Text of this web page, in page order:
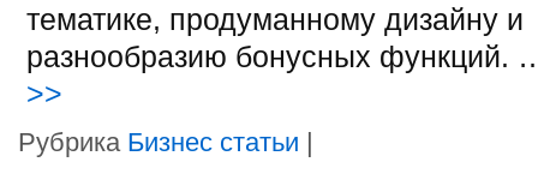
тематике, продуманному дизайну и
разнообразию бонусных функций.
>>
Рубрика Бизнес статьи |